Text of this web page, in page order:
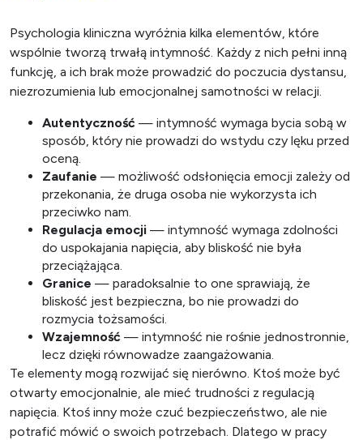
Psychologia kliniczna wyróżnia kilka elementów, które
wspólnie tworzą trwałą intymność. Każdy z nich pełni inną
funkcję, a ich brak może prowadzić do poczucia dystansu,
niezrozumienia lub emocjonalnej samotności w relacji.
Autentyczność — intymność wymaga bycia sobą w
sposób, który nie prowadzi do wstydu czy lęku przed
oceną.
Zaufanie — możliwość odsłonięcia emocji zależy od
przekonania, że druga osoba nie wykorzysta ich
przeciwko nam.
Regulacja emocji — intymność wymaga zdolności
do uspokajania napięcia, aby bliskość nie była
przeciążająca.
Granice — paradoksalnie to one sprawiają, że
bliskość jest bezpieczna, bo nie prowadzi do
rozmycia tożsamości.
Wzajemność — intymność nie rośnie jednostronnie,
lecz dzięki równowadze zaangażowania.
Te elementy mogą rozwijać się nierówno. Ktoś może być
otwarty emocjonalnie, ale mieć trudności z regulacją
napięcia. Ktoś inny może czuć bezpieczeństwo, ale nie
potrafić mówić o swoich potrzebach. Dlatego w pracy